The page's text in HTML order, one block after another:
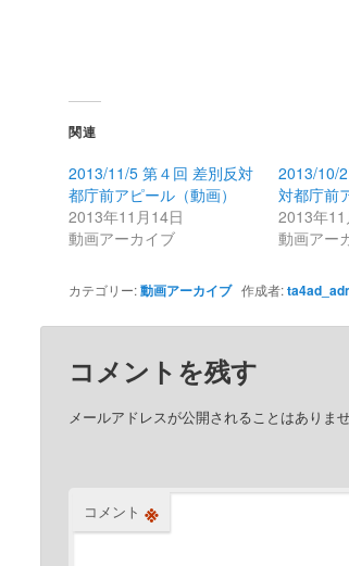
関連
2013/11/5 第４回 差別反対
都庁前アピール（動画）
2013年11月14日
動画アーカイブ
2013/10/
対都庁前
2013年11
動画アー
カテゴリー:動画アーカイブ作成者:
コメントを残す
メールアドレスが公開されることはありませ
コメント ※